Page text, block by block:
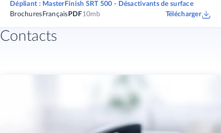
Dépliant : MasterFinish SRT 500 - Désactivants de surface
Brochures Français PDF10mb Télécharger
Contacts